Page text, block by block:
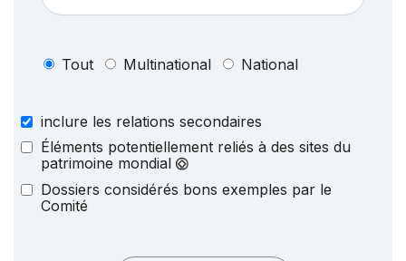
Tout Multinational National
inclure les relations secondaires
Éléments potentiellement reliés à des sites du
patrimoine mondial
Dossiers considérés bons exemples par le
Comité